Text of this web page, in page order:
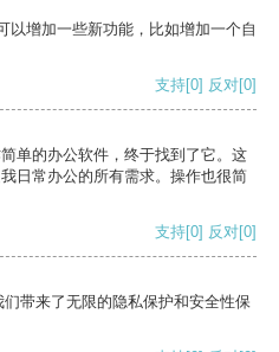
以增加一些新功能，比如增加一个自
支持[0] 反对[0]
单的办公软件，终于找到了它。这
日常办公的所有需求。操作也很简
支持[0] 反对[0]
带来了无限的隐私保护和安全性保